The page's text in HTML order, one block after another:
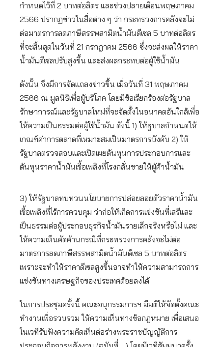
กำหนดไว้ที่ 2 บาทต่อลิตร และช่วงปลายเดือนพฤษภาคม
2566 ปรากฏข่าวในสื่อต่าง ๆ ว่า กระทรวงการคลังจะไม่
ต่อมาตรการลดภาษีสรรพสามิตน้ำมันดีเซล 5 บาทต่อลิตร
ที่จะสิ้นสุดในวันที่ 21 กรกฎาคม 2566 ซึ่งจะส่งผลให้ราคา
น้ำมันดีเซลปรับสูงขึ้น และส่งผลกระทบต่อผู้ใช้น้ำมัน
ดังนั้น จึงมีการจัดแถลงข่าวขึ้น เมื่อวันที่ 31 พฤษภาคม
2566 ณ มูลนิธิเพื่อผู้บริโภค โดยมีข้อเรียกร้องต่อรัฐบาล
รักษาการณ์และรัฐบาลใหม่ที่จะจัดตั้งในอนาคตอันใกล้เพื่อ
ให้ความเป็นธรรมต่อผู้ใช้น้ำมัน ดังนี้ 1) ให้ฐบาลกำหนดให้
เกณฑ์ค่าการตลาดที่เหมาะสมเป็นมาตรการบังคับ 2) ให้
รัฐบาลตรวจสอบและเปิดเผยต้นทุนการประกอบการและ
ต้นทุนราคาน้ำมันเชื้อเพลิงที่โรงกลั่นขายให้ผู้ค้าน้ำมัน
3) ให้รัฐบาลทบทวนนโยบายการปล่อยลอยตัวราคาน้ำมัน
เชื้อเพลิงที่ไร้การควบคุม ว่าก่อให้เกิดการแข่งขันที่เสรีและ
เป็นธรรมต่อผู้ประกอบธุรกิจน้ำมันรายเล็กจริงหรือไม่ และ
ให้ความเห็นคัดค้านกรณีที่กระทรวงการคลังจะไม่ต่อ
มาตรการลดภาษีสรรพสามิตน้ำมันดีเซล 5 บาทต่อลิตร
เพราะจะทำให้ราคาดีเซลสูงขึ้นอาจทำให้ความสามารถการ
แข่งขันทางเศรษฐกิจของประเทศด้อยลงได้
ในการประชุมครั้งนี้ คณะอนุกรรมการฯ มีมติให้จัดตั้งคณะ
ทำงานเพื่อรวบรวม ให้ความเห็นทางข้อกฎหมาย เพื่อเสนอ
ในเวทีรับฟังความคิดเห็นต่อร่างพระราชบัญญัติการ